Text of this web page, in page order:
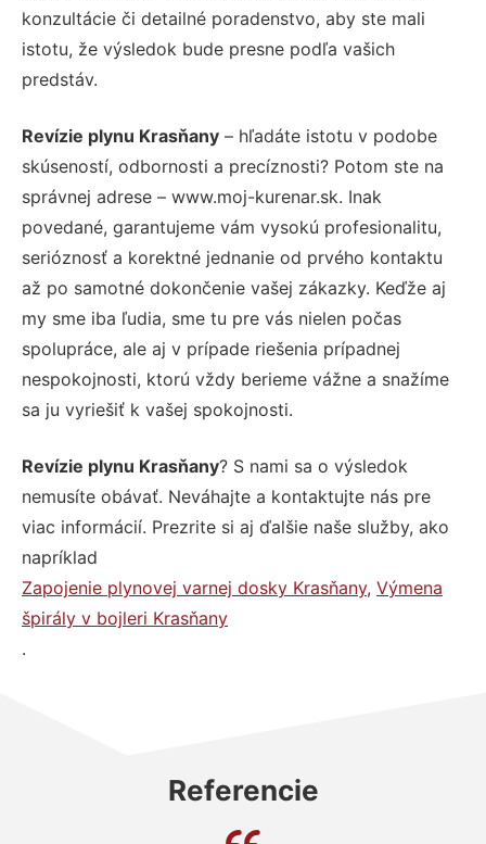
konzultácie či detailné poradenstvo, aby ste mali
istotu, že výsledok bude presne podľa vašich
predstáv.
Revízie plynu Krasňany – hľadáte istotu v podobe
skúseností, odbornosti a precíznosti? Potom ste na
správnej adrese – www.moj-kurenar.sk. Inak
povedané, garantujeme vám vysokú profesionalitu,
serióznosť a korektné jednanie od prvého kontaktu
až po samotné dokončenie vašej zákazky. Keďže aj
my sme iba ľudia, sme tu pre vás nielen počas
spolupráce, ale aj v prípade riešenia prípadnej
nespokojnosti, ktorú vždy berieme vážne a snažíme
sa ju vyriešiť k vašej spokojnosti.
Revízie plynu Krasňany? S nami sa o výsledok
nemusíte obávať. Neváhajte a kontaktujte nás pre
viac informácií. Prezrite si aj ďalšie naše služby, ako
napríklad
Zapojenie plynovej varnej dosky Krasňany, Výmena
špirály v bojleri Krasňany
.
Referencie